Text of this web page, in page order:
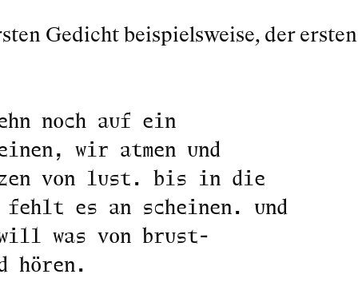
Gedicht beispielsweise, der
noch auf ein
wir atmen und
von lust. bis in die
fehlt es an scheinen. und
was von brust-
hören.